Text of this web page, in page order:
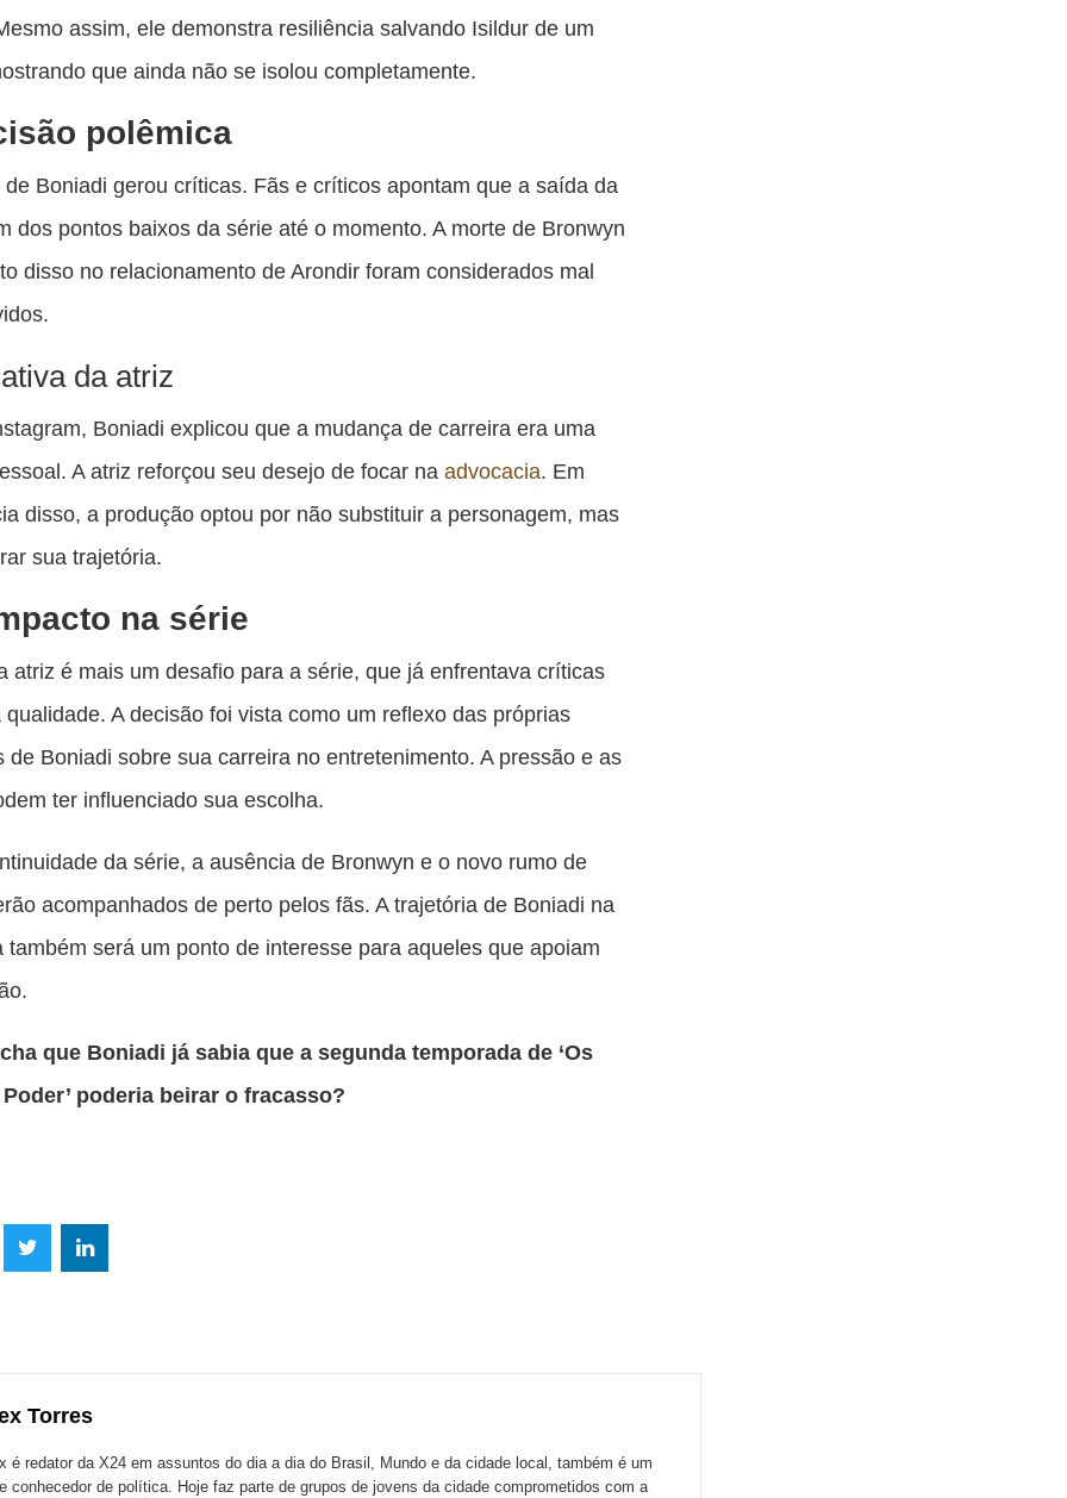
assim, ele demonstra resiliência salvando Isildur de um
que ainda não se isolou completamente.
polêmica
de Boniadi gerou críticas. Fãs e críticos apontam que a saída da
dos pontos baixos da série até o momento. A morte de Bronwyn
disso no relacionamento de Arondir foram considerados mal
da atriz
Boniadi explicou que a mudança de carreira era uma
A atriz reforçou seu desejo de focar naadvocacia. Em
disso, a produção optou por não substituir a personagem, mas
sua trajetória.
na série
atriz é mais um desafio para a série, que já enfrentava críticas
qualidade. A decisão foi vista como um reflexo das próprias
de Boniadi sobre sua carreira no entretenimento. A pressão e as
ter influenciado sua escolha.
da série, a ausência de Bronwyn e o novo rumo de
acompanhados de perto pelos fãs. A trajetória de Boniadi na
também será um ponto de interesse para aqueles que apoiam
que Boniadi já sabia que a segunda temporada de ‘Os
poderia beirar o fracasso?
Torres
é redator da X24 em assuntos do dia a dia do Brasil, Mundo e da cidade local, também é um
conhecedor de política. Hoje faz parte de grupos de jovens da cidade comprometidos com a